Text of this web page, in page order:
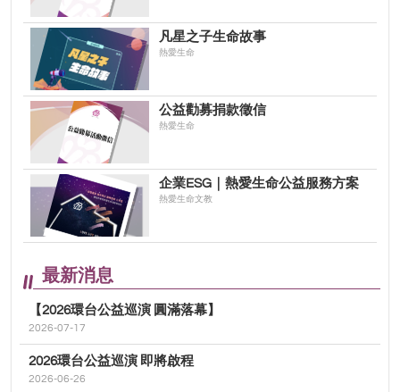
凡星之子生命故事
熱愛生命
公益勸募捐款徵信
熱愛生命
企業ESG｜熱愛生命公益服務方案
熱愛生命文教
最新消息
【2026環台公益巡演 圓滿落幕】
2026-07-17
2026環台公益巡演 即將啟程
2026-06-26